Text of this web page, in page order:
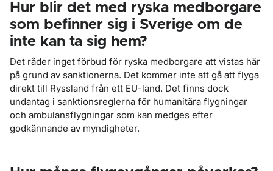
Hur blir det med ryska medborgare
som befinner sig i Sverige om de
inte kan ta sig hem?
Det råder inget förbud för ryska medborgare att vistas här
på grund av sanktionerna. Det kommer inte att gå att flyga
direkt till Ryssland från ett EU-land. Det finns dock
undantag i sanktionsreglerna för humanitära flygningar
och ambulansflygningar som kan medges efter
godkännande av myndigheter.